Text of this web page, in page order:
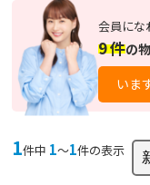
会員にな
9件の
いま
1件中 1〜1件の表示